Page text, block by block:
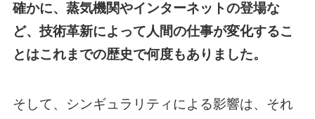
確かに、蒸気機関やインターネットの登場な
ど、技術革新によって人間の仕事が変化するこ
とはこれまでの歴史で何度もありました。
そして、シンギュラリティによる影響は、それ